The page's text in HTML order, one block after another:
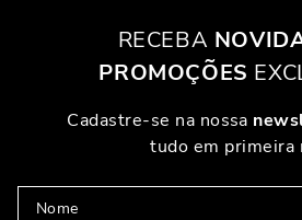
RECEBA
PROMOÇÕES
Cadastre-se na nossa
tudo em primeira